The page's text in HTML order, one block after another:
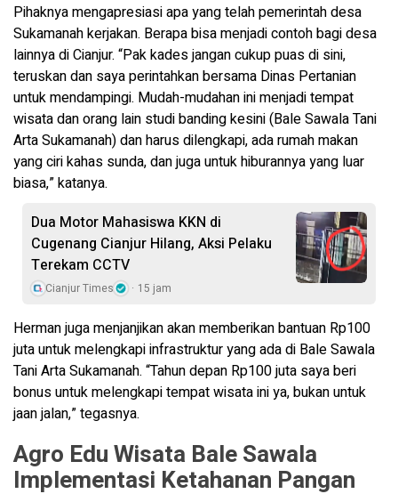
Pihaknya mengapresiasi apa yang telah pemerintah desa
Sukamanah kerjakan. Berapa bisa menjadi contoh bagi desa
lainnya di Cianjur. “Pak kades jangan cukup puas di sini,
teruskan dan saya perintahkan bersama Dinas Pertanian
untuk mendampingi. Mudah-mudahan ini menjadi tempat
wisata dan orang lain studi banding kesini (Bale Sawala Tani
Arta Sukamanah) dan harus dilengkapi, ada rumah makan
yang ciri kahas sunda, dan juga untuk hiburannya yang luar
biasa,” katanya.
Dua Motor Mahasiswa KKN di
Cugenang Cianjur Hilang, Aksi Pelaku
Terekam CCTV
Cianjur Times 15 jam
Herman juga menjanjikan akan memberikan bantuan Rp100
juta untuk melengkapi infrastruktur yang ada di Bale Sawala
Tani Arta Sukamanah. “Tahun depan Rp100 juta saya beri
bonus untuk melengkapi tempat wisata ini ya, bukan untuk
jaan jalan,” tegasnya.
Agro Edu Wisata Bale Sawala
Implementasi Ketahanan Pangan